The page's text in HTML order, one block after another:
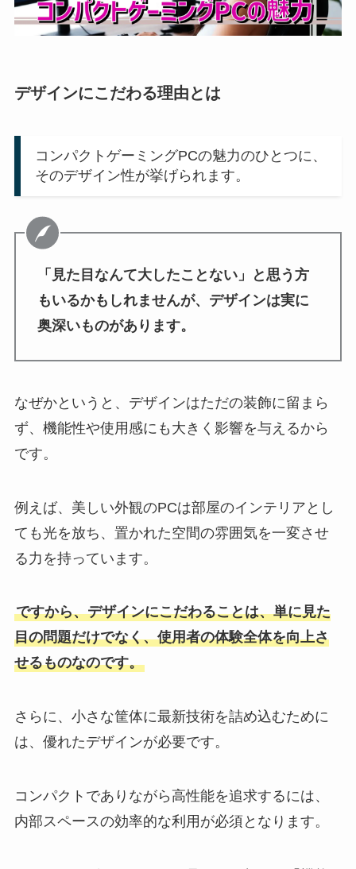
デザインにこだわる理由とは
コンパクトゲーミングPCの魅力のひとつに、
そのデザイン性が挙げられます。
「見た目なんて大したことない」と思う方
もいるかもしれませんが、デザインは実に
奥深いものがあります。
なぜかというと、デザインはただの装飾に留まら
ず、機能性や使用感にも大きく影響を与えるから
です。
例えば、美しい外観のPCは部屋のインテリアとし
ても光を放ち、置かれた空間の雰囲気を一変させ
る力を持っています。
ですから、デザインにこだわることは、単に見た
目の問題だけでなく、使用者の体験全体を向上さ
せるものなのです。
さらに、小さな筐体に最新技術を詰め込むために
は、優れたデザインが必要です。
コンパクトでありながら高性能を追求するには、
内部スペースの効率的な利用が必須となります。